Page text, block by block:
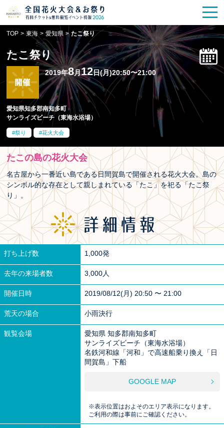
花火大会
HANABITOの道
有料観覧席 販売一覧
ポスター一覧
SPICE
今週末開催花火・祭一覧
TOP
TOP > 東海 > 愛知県 > たこ祭り
たこ祭り
2019年8月12日(月)20:50〜21:00
愛知県知多郡南知多町
サンライズビーチ（東海水浴場）
祭り 花火大会
たこの島の花火大会
名古屋から一番近い島である日間賀島で開催される花火大会。島の
シンボル的な存在として親しまれている「たこ」を祀る「たこ祭
り」。
打ち上げ数 1,000発
去年の来場者数 3,000人
開催日時 2019/08/12(月) 20:50 〜 21:00
荒天の場合 小雨決行
観覧会場
愛知県 知多郡南知多町
サンライズビーチ（東海水浴場）
名鉄河和線「河和」で高速船乗り換え「日
間賀島」下船
GOOGLE MAP
※表示位置はおよそのエリア表示になります。
ご利用の際は事前にご確認ください。